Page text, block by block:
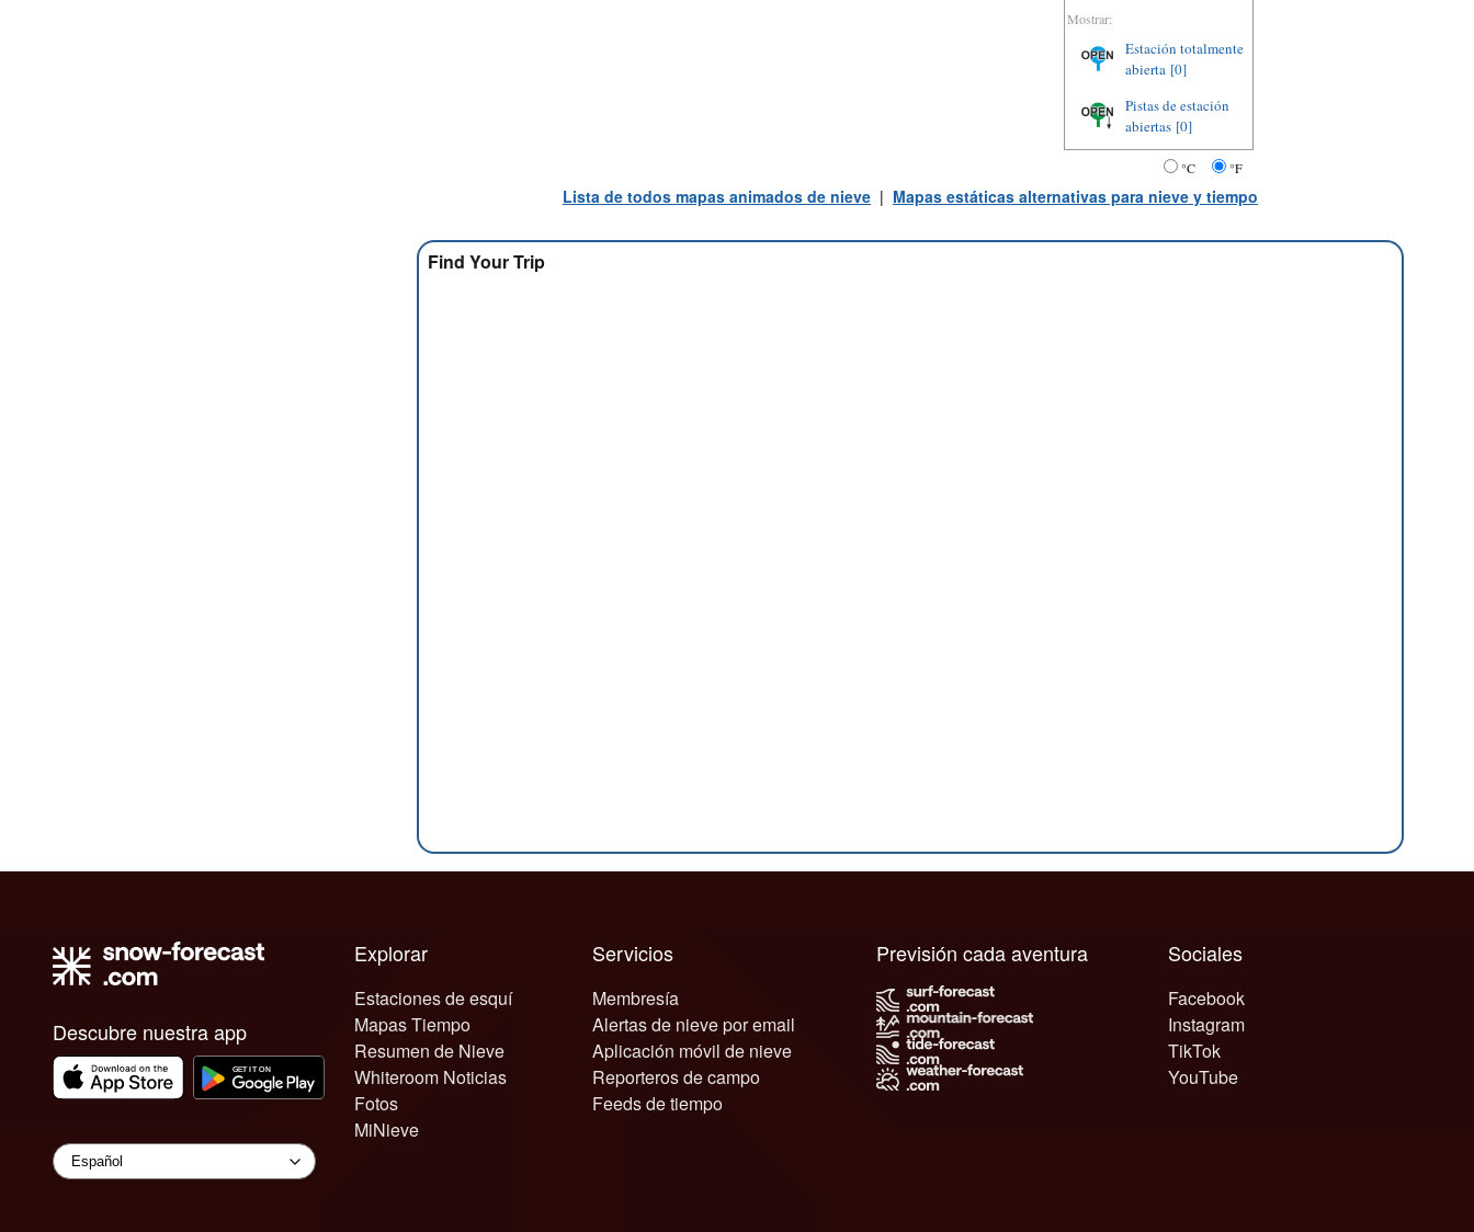
Mostrar:
Estación totalmente
abierta [0]
Pistas de estación
abiertas [0]
°C °F
Lista de todos mapas animados de nieve | Mapas estáticas alternativas para nieve y tiempo
Find Your Trip
Descubre nuestra app
Explorar
Estaciones de esquí
Mapas Tiempo
Resumen de Nieve
Whiteroom Noticias
Fotos
MiNieve
Servicios
Membresía
Alertas de nieve por email
Aplicación móvil de nieve
Reporteros de campo
Feeds de tiempo
Sociales
Facebook
Instagram
TikTok
YouTube
Previsión cada aventura